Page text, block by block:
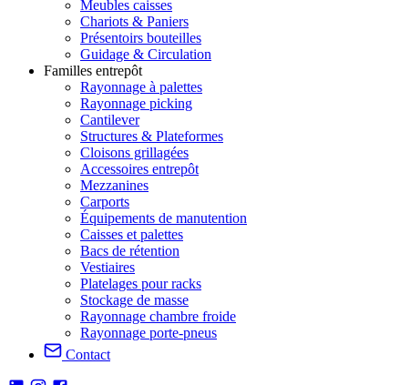
Meubles caisses
Chariots & Paniers
Présentoirs bouteilles
Guidage & Circulation
Familles entrepôt
Rayonnage à palettes
Rayonnage picking
Cantilever
Structures & Plateformes
Cloisons grillagées
Accessoires entrepôt
Mezzanines
Carports
Équipements de manutention
Caisses et palettes
Bacs de rétention
Vestiaires
Platelages pour racks
Stockage de masse
Rayonnage chambre froide
Rayonnage porte-pneus
Contact